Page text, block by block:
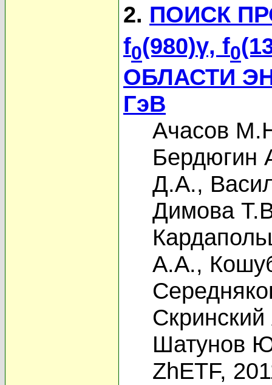
2. ПОИСК
f0(980)γ, f0
ОБЛАСТИ
ГэВ
Ачасов
Бердюгин
Д.А.,
Димова
А.А.,
Шатунов
ZhETF,